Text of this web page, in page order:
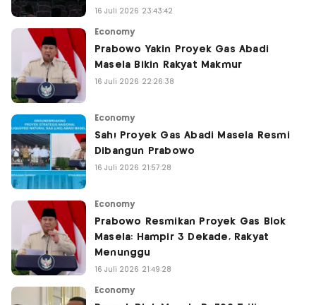
16 Juli 2026 23:43:42
Economy
Prabowo Yakin Proyek Gas Abadi
Masela Bikin Rakyat Makmur
16 Juli 2026 22:26:38
Economy
Sah! Proyek Gas Abadi Masela Resmi
Dibangun Prabowo
16 Juli 2026 21:57:28
Economy
Prabowo Resmikan Proyek Gas Blok
Masela: Hampir 3 Dekade, Rakyat
Menunggu
16 Juli 2026 21:49:28
Economy